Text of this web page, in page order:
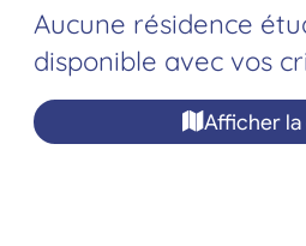
Aucune résidence
disponible avec vos
Afficher